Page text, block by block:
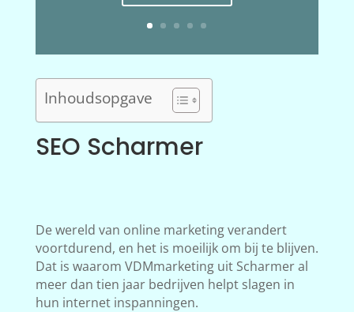
Inhoudsopgave
SEO Scharmer
De wereld van online marketing verandert
voortdurend, en het is moeilijk om bij te blijven.
Dat is waarom VDMmarketing uit Scharmer al
meer dan tien jaar bedrijven helpt slagen in
hun internet inspanningen.